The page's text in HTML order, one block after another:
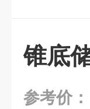
锥底
参考价：